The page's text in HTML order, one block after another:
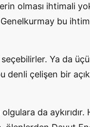
olması ihtimali
bu
Ya da
çelişen bir
da aykırıdır.